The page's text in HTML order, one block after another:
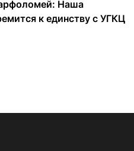
Наша
к единству с УГКЦ